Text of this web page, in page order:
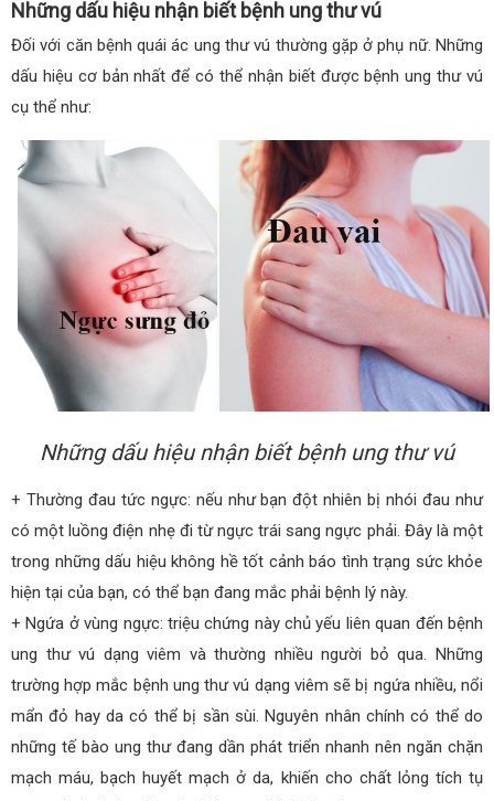
Những dấu hiệu nhận biết bệnh ung thư vú
Đối với căn bệnh quái ác ung thư vú thường gặp ở phụ nữ. Những
dấu hiệu cơ bản nhất để có thể nhận biết được bệnh ung thư vú
cụ thể như:
Những dấu hiệu nhận biết bệnh ung thư vú
+ Thường đau tức ngực: nếu như bạn đột nhiên bị nhói đau như
có một luồng điện nhẹ đi từ ngực trái sang ngực phải. Đây là một
trong những dấu hiệu không hề tốt cảnh báo tình trạng sức khỏe
hiện tại của bạn, có thể bạn đang mắc phải bệnh lý này.
+ Ngứa ở vùng ngực: triệu chứng này chủ yếu liên quan đến bệnh
ung thư vú dạng viêm và thường nhiều người bỏ qua. Những
trường hợp mắc bệnh ung thư vú dạng viêm sẽ bị ngứa nhiều, nổi
mẩn đỏ hay da có thể bị sần sùi. Nguyên nhân chính có thể do
những tế bào ung thư đang dần phát triển nhanh nên ngăn chặn
mạch máu, bạch huyết mạch ở da, khiến cho chất lỏng tích tụ